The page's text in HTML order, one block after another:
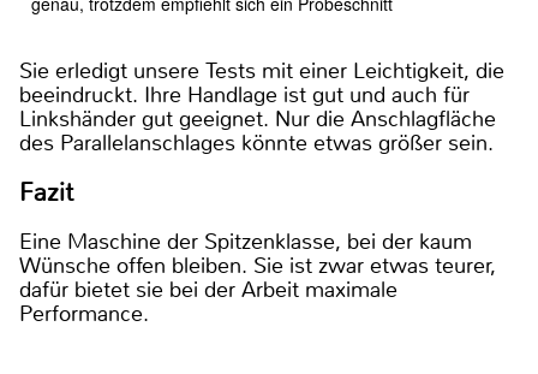
Sie erledigt unsere Tests mit einer Leichtigkeit, die
beeindruckt. Ihre Handlage ist gut und auch für
Linkshänder gut geeignet. Nur die Anschlagfläche
des Parallelanschlages könnte etwas größer sein.
Fazit
Eine Maschine der Spitzenklasse, bei der kaum
Wünsche offen bleiben. Sie ist zwar etwas teurer,
dafür bietet sie bei der Arbeit maximale
Performance.